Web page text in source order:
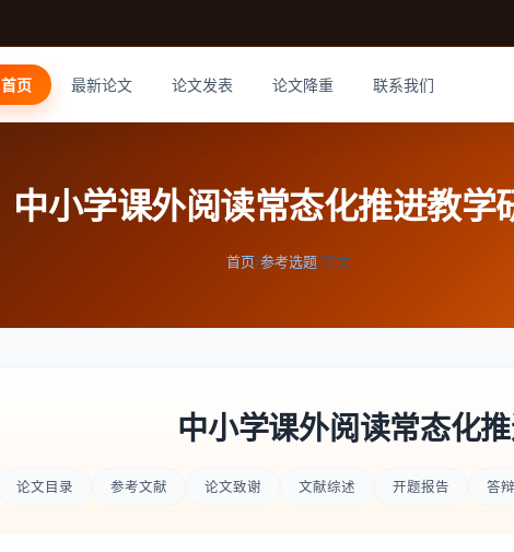
首页 最新论文 论文发表 论文降重 联系我们
中小学课外阅读常态化推进教学
首页/参考选题/正文
中小学课外阅读常态化
论文目录 参考文献 论文致谢 文献综述 开题报告 答